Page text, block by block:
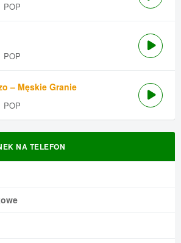
POP
POP
– Męskie Granie
POP
NA TELEFON